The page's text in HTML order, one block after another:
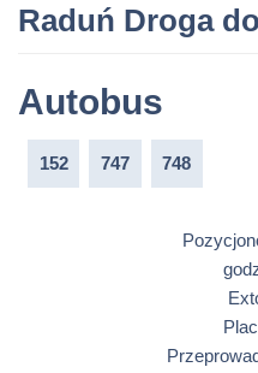
Raduń Droga
Autobus
152 747 748